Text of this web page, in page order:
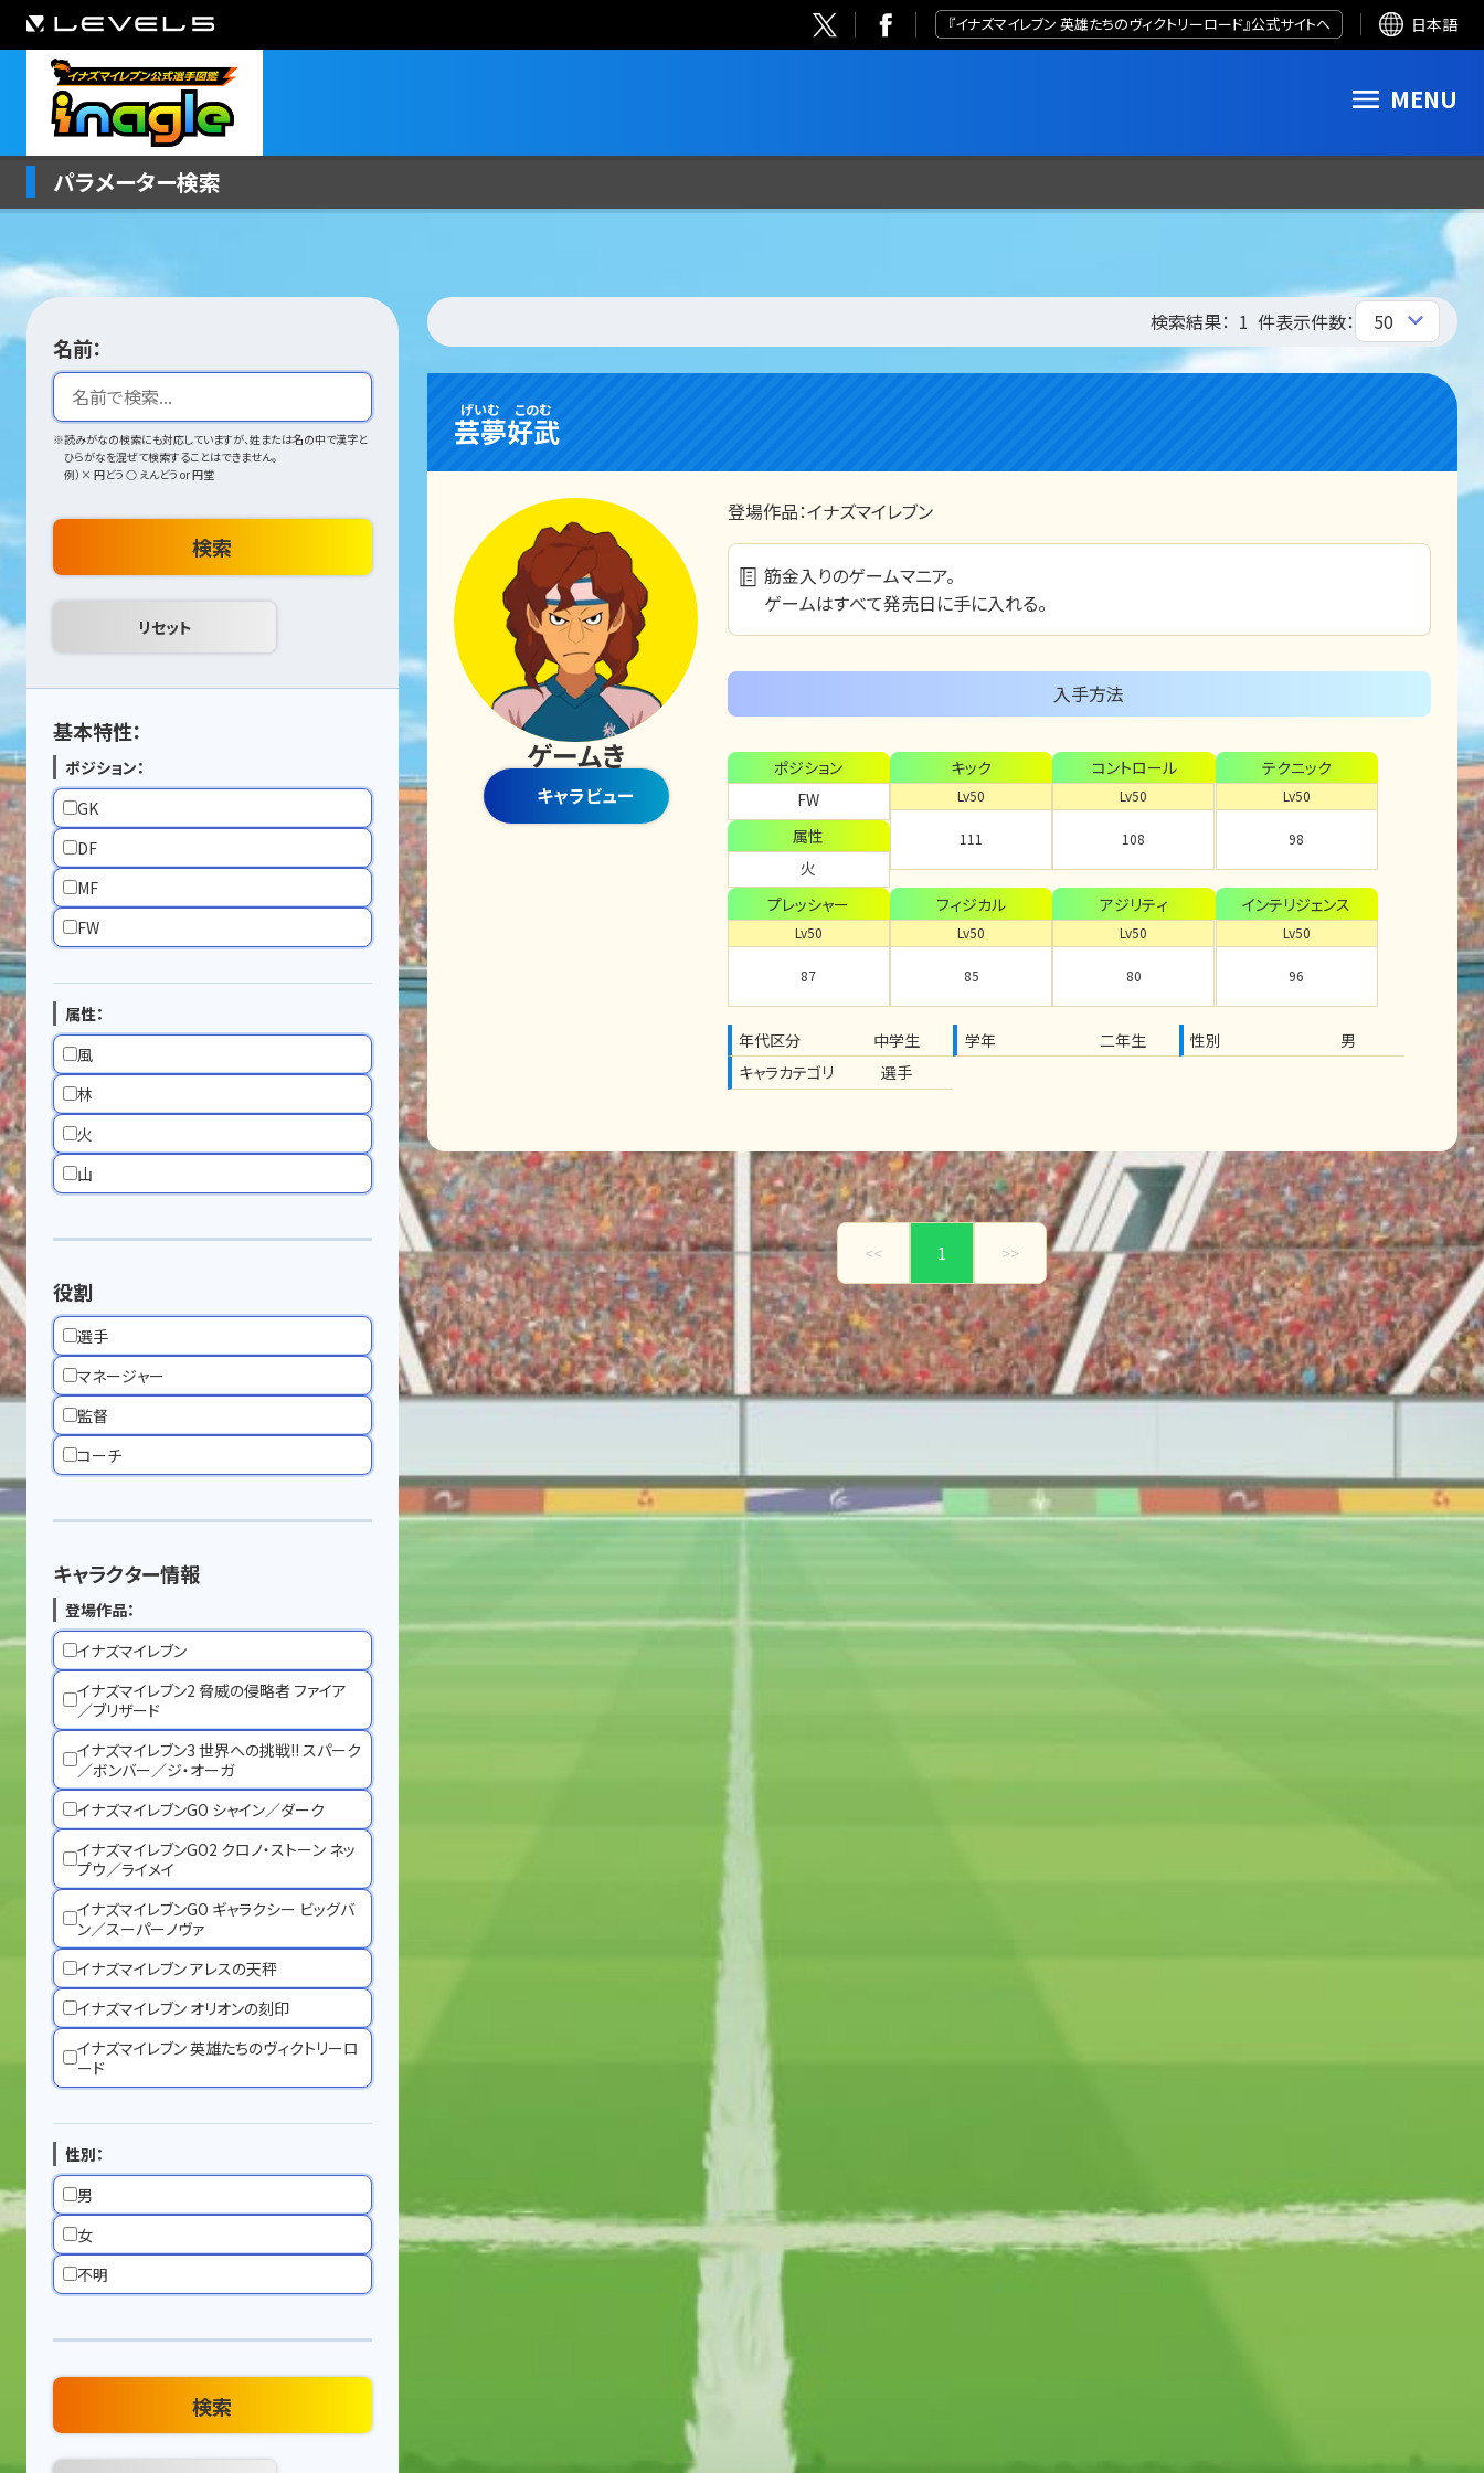
『イナズマイレブン 英雄たちのヴィクトリーロード』公式サイトへ 日本語
MENU
パラメーター検索
名前：
※読みがなの検索にも対応していますが、姓または名の中で漢字と
ひらがなを混ぜて検索することはできません。
例）× 円どう ○ えんどう or 円堂
検索
基本特性：
ポジション：
GK
DF
MF
FW
属性：
風
林
火
山
役割
選手
マネージャー
監督
コーチ
キャラクター情報
登場作品：
イナズマイレブン
イナズマイレブン2 脅威の侵略者 ファイア
／ブリザード
イナズマイレブン3 世界への挑戦!! スパーク
／ボンバー／ジ・オーガ
イナズマイレブンGO シャイン／ダーク
イナズマイレブンGO2 クロノ・ストーン ネッ
プウ／ライメイ
イナズマイレブンGO ギャラクシー ビッグバ
ン／スーパーノヴァ
イナズマイレブン アレスの天秤
イナズマイレブン オリオンの刻印
イナズマイレブン 英雄たちのヴィクトリーロ
ード
性別：
男
女
不明
検索
検索結果： 1 件表示件数：
芸夢
げいむ
好武
このむ
ゲームき
キャラビュー
登場作品：イナズマイレブン
筋金入りのゲームマニア。
ゲームはすべて発売日に手に入れる。
入手方法
ポジション
FW
属性
火
キック
Lv50
111
コントロール
Lv50
108
テクニック
Lv50
98
プレッシャー
Lv50
87
フィジカル
Lv50
85
アジリティ
Lv50
80
インテリジェンス
Lv50
96
年代区分 中学生 学年 二年生 性別
男
キャラカテゴリ
選手
<< 1 >>